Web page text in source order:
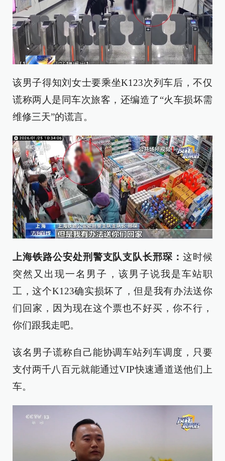
该男子得知刘女士要乘坐K123次列车后，不仅
谎称两人是同车次旅客，还编造了“火车损坏需
维修三天”的谎言。
上海铁路公安处刑警支队支队长邢琛 ：这时候
突然又出现一名男子，该男子说我是车站职
工，这个K123确实损坏了，但是我有办法送你
们回家，因为现在这个票也不好买，你不行，
你们跟我走吧。
该名男子谎称自己能协调车站列车调度，只要
支付两千八百元就能通过VIP快速通道送他们上
车。